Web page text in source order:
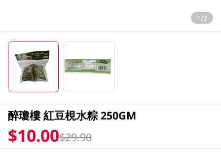
1/2
醉瓊樓 紅豆梘水粽 250GM
$10.00$29.90